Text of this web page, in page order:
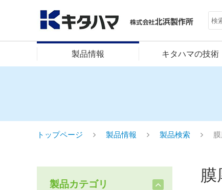
製品情報 キタハマの技術
トップページ 製品情報 製品検索
製品カテゴリ 膜